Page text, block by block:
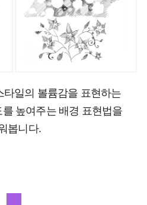
타일의 볼륨감을 표현하는
높여주는 배경 표현법을
봅니다.